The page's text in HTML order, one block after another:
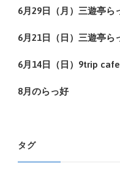
6月29日（月）三遊亭ら
6月21日（日）三遊亭ら
6月14日（日）9trip
8月のらっ好
タグ